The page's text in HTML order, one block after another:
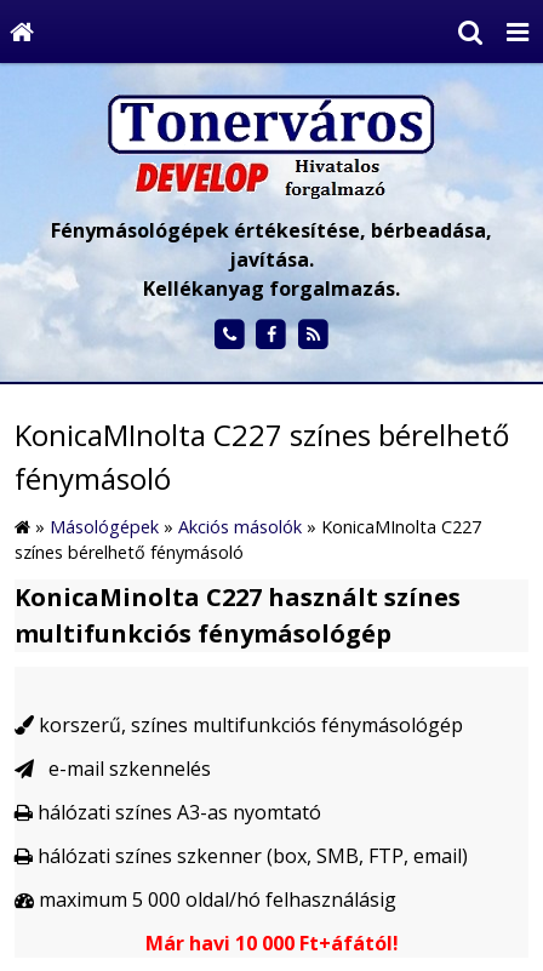
Fénymásológépek értékesítése, bérbeadása,
javítása.
Kellékanyag forgalmazás.
KonicaMInolta C227 színes bérelhető
fénymásoló
» Másológépek » Akciós másolók » KonicaMInolta C227
színes bérelhető fénymásoló
KonicaMinolta C227 használt színes
multifunkciós fénymásológép
 korszerű, színes multifunkciós fénymásológép
 e-mail szkennelés
 hálózati színes A3-as nyomtató
 hálózati színes szkenner (box, SMB, FTP, email)
 maximum 5 000 oldal/hó felhasználásig
Már havi 10 000 Ft+áfától!